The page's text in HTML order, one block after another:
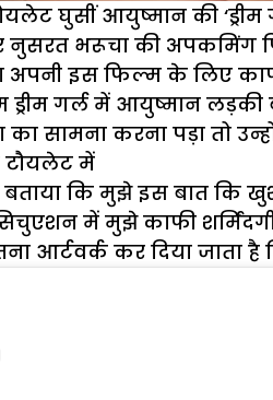
घुसीं आयुष्मान की ‘ड्रीम
भरूचा की अपकमिंग
अपनी इस फिल्म के लिए
गर्ल में आयुष्मान
का सामना करना पड़ा तो
में
कि मुझे इस बात कि
में मुझे काफी
आर्टवर्क कर दिया